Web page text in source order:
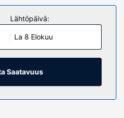
kuuluu äly-tv:t.
sängyissä on ylelliset
kuuluu digitaalikanavat sekä
Huoneissa on oma
kuuluu suihku, ilmaiset
internetyhteys ja
Lähtöpäivä:
La 8 Elokuu
Saatavuus